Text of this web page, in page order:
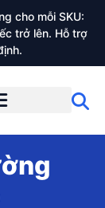
cho mỗi SKU:
trở lên. Hỗ trợ